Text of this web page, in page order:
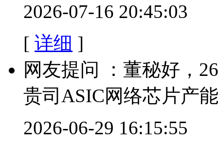
2026-07-16 20:45:03
[ 详细 ]
网友提问 ：董秘好，
贵司ASIC网络芯片产
2026-06-29 16:15:55